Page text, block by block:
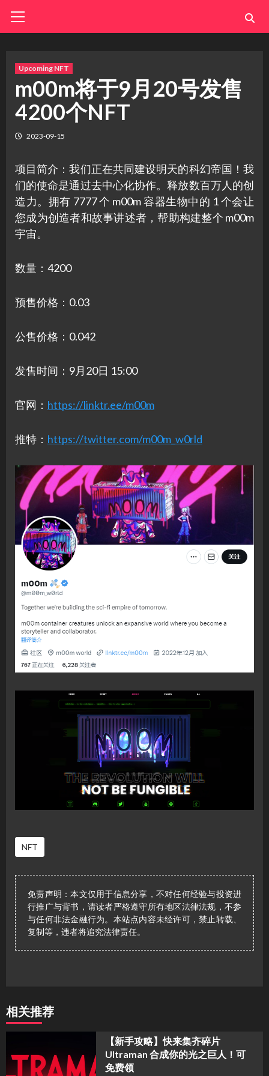
Menu
Upcoming NFT
m00m将于9月20号发售
4200个NFT
2023-09-15
项目简介：我们正在共同建设明天的科幻帝国！我
们的使命是通过去中心化协作。释放数百万人的创
造力。拥有 7777 个 m00m 容器生物中的 1 个会让
您成为创造者和故事讲述者，帮助构建整个 m00m
宇宙。
数量：4200
预售价格：0.03
公售价格：0.042
发售时间：9月20日 15:00
官网： https://linktr.ee/m00m
推特： https://twitter.com/m00m_w0rld
NFT
免责声明：本文仅用于信息分享，不对任何经验与投资进
行推广与背书，请读者严格遵守所有地区法律法规，不参
与任何非法金融行为。本站点内容未经许可，禁止转载、
复制等，违者将追究法律责任。
相关推荐
【新手攻略】快来集齐碎片
Ultraman 合成你的光之巨人！可
免费领